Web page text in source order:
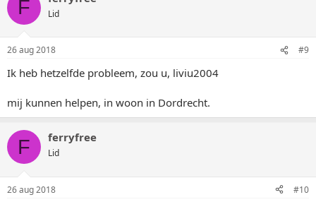
F Lid
26 aug 2018 #9
Ik heb hetzelfde probleem, zou u, liviu2004
mij kunnen helpen, in woon in Dordrecht.
F ferryfree
Lid
26 aug 2018 #10